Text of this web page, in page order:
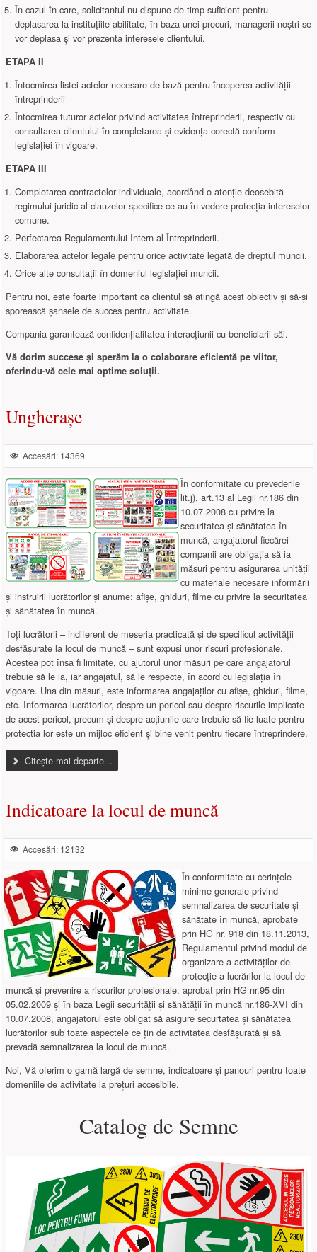
În cazul în care, solicitantul nu dispune de timp suficient pentru
deplasarea la instituțiile abilitate, în baza unei procuri, managerii noștri se
vor deplasa și vor prezenta interesele clientului.
ETAPA II
Întocmirea listei actelor necesare de bază pentru începerea activității
întreprinderii
Întocmirea tuturor actelor privind activitatea întreprinderii, respectiv cu
consultarea clientului în completarea și evidența corectă conform
legislației în vigoare.
ETAPA III
Completarea contractelor individuale, acordând o atenție deosebită
regimului juridic al clauzelor specifice ce au în vedere protecția intereselor
comune.
Perfectarea Regulamentului Intern al Întreprinderii.
Elaborarea actelor legale pentru orice activitate legată de dreptul muncii.
Orice alte consultații în domeniul legislației muncii.
Pentru noi, este foarte important ca clientul să atingă acest obiectiv și să-și
sporească șansele de succes pentru activitate.
Compania garantează confidențialitatea interacțiunii cu beneficiarii săi.
Vă dorim succese și sperăm la o colaborare eficientă pe viitor,
oferindu-vă cele mai optime soluții.
Ungherașe
Accesări: 14369
În conformitate cu prevederile
lit.j), art.13 al Legii nr.186 din
10.07.2008 cu privire la
securitatea și sănătatea în
muncă, angajatorul fiecărei
companii are obligația să ia
măsuri pentru asigurarea unității
cu materiale necesare informării
și instruirii lucrătorilor și anume: afișe, ghiduri, filme cu privire la securitatea
și sănătatea în muncă.
Toți lucrătorii – indiferent de meseria practicată și de specificul activității
desfășurate la locul de muncă – sunt expuși unor riscuri profesionale.
Acestea pot însa fi limitate, cu ajutorul unor măsuri pe care angajatorul
trebuie să le ia, iar angajatul, să le respecte, în acord cu legislația în
vigoare. Una din măsuri, este informarea angajaților cu afișe, ghiduri, filme,
etc. Informarea lucrătorilor, despre un pericol sau despre riscurile implicate
de acest pericol, precum și despre acțiunile care trebuie să fie luate pentru
protectia lor este un mijloc eficient și bine venit pentru fiecare întreprindere.
Citește mai departe...
Indicatoare la locul de muncă
Accesări: 12132
În conformitate cu cerințele
minime generale privind
semnalizarea de securitate și
sănătate în muncă, aprobate
prin HG nr. 918 din 18.11.2013,
Regulamentul privind modul de
organizare a activităților de
protecție a lucrărilor la locul de
muncă și prevenire a riscurilor profesionale, aprobat prin HG nr.95 din
05.02.2009 și în baza Legii securității și sănătății în muncă nr.186-XVI din
10.07.2008, angajatorul este obligat să asigure securtatea și sănătatea
lucrătorilor sub toate aspectele ce țin de activitatea desfășurată și să
prevadă semnalizarea la locul de muncă.
Noi, Vă oferim o gamă largă de semne, indicatoare și panouri pentru toate
domeniile de activitate la prețuri accesibile.
Catalog de Semne